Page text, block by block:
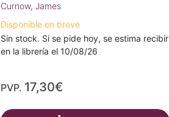
Curnow, James
Disponible en breve
Sin stock. Si se pide hoy, se estima recibir
en la librería el 10/08/26
PVP. 17,30€